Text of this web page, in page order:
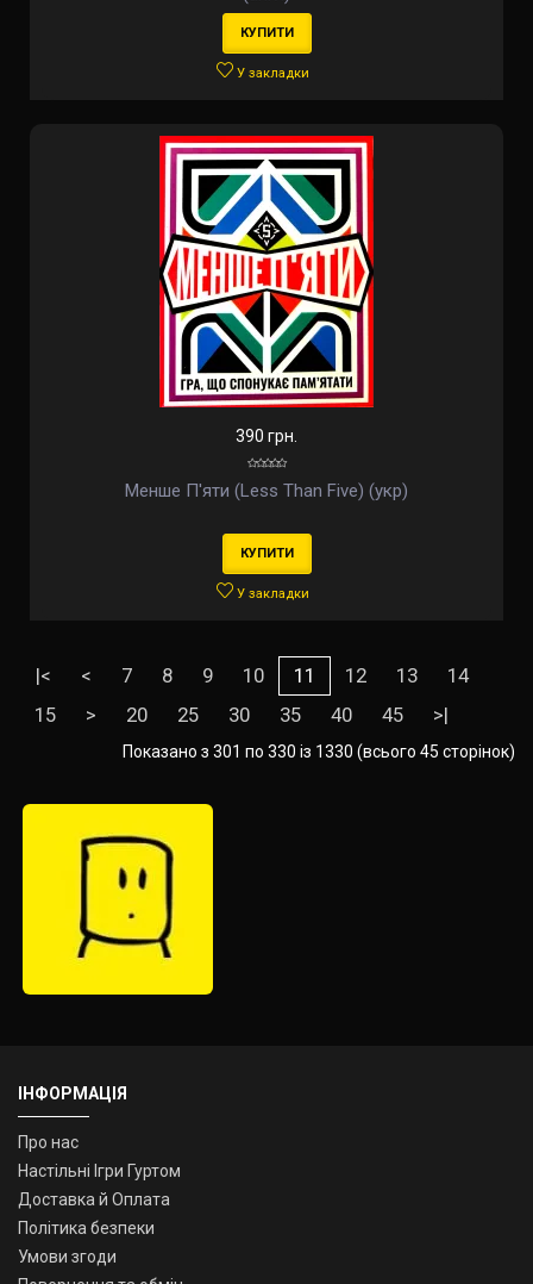
КУПИТИ
У закладки
390 грн.
Менше П'яти (Less Than Five) (укр)
КУПИТИ
У закладки
|< < 7 8 9 10 11 12 13
14
15
> 20 25 30 35 40 45 >|
Показано з 301 по 330 із 1330 (всього 45 сторінок)
ІНФОРМАЦІЯ
Про нас
Настільні Ігри Гуртом
Доставка й Оплата
Політика безпеки
Умови згоди